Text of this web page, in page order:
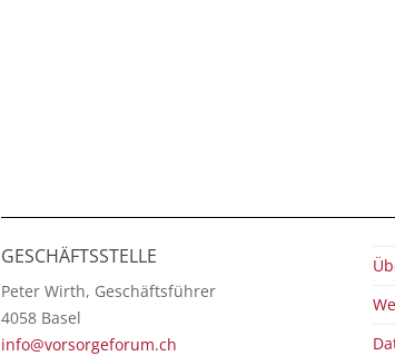
GESCHÄFTSSTELLE
Peter Wirth, Geschäftsführer
4058 Basel
info@vorsorgeforum.ch